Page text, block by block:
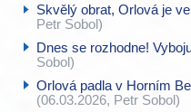
Skvělý obrat, Orlová je
Petr Sobol)
Dnes se rozhodne!
Sobol)
Orlová padla v Horním
(06.03.2026, Petr Sobol)